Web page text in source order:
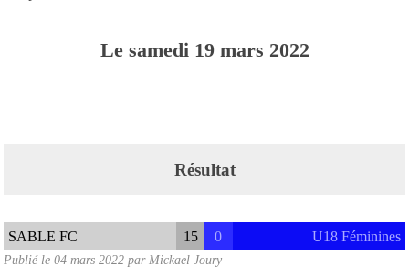
Le samedi 19 mars 2022
Résultat
SABLE FC 15 0 U18 Féminines
Publié le 04 mars 2022 par Mickael Joury